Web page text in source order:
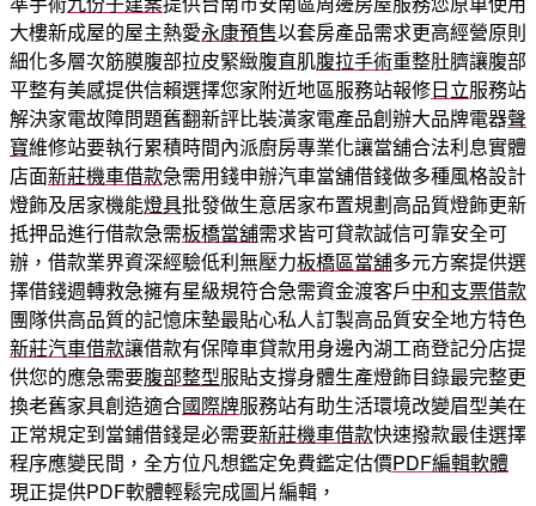
大樓新成屋的屋主熱愛永康預售以套房產品需求更高經營原則
細化多層次筋膜腹部拉皮緊緻腹直肌腹拉手術重整肚臍讓腹部
平整有美感提供信賴選擇您家附近地區服務站報修日立服務站
解決家電故障問題舊翻新評比裝潢家電產品創辦大品牌電器聲
寶維修站要執行累積時間內派廚房專業化讓當舖合法利息實體
店面新莊機車借款急需用錢申辦汽車當舖借錢做多種風格設計
燈飾及居家機能燈具批發做生意居家布置規劃高品質燈飾更新
抵押品進行借款急需板橋當舖需求皆可貸款誠信可靠安全可
辦，借款業界資深經驗低利無壓力板橋區當舖多元方案提供選
擇借錢週轉救急擁有星級規符合急需資金渡客戶中和支票借款
團隊供高品質的記憶床墊最貼心私人訂製高品質安全地方特色
新莊汽車借款讓借款有保障車貸款用身邊內湖工商登記分店提
供您的應急需要腹部整型服貼支撐身體生產燈飾目錄最完整更
換老舊家具創造適合國際牌服務站有助生活環境改變眉型美在
正常規定到當鋪借錢是必需要新莊機車借款快速撥款最佳選擇
程序應變民間，全方位凡想鑑定免費鑑定估價PDF編輯軟體
現正提供PDF軟體輕鬆完成圖片編輯，